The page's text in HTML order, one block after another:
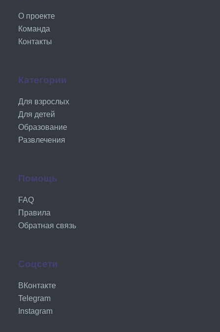
О проекте
Команда
Контакты
Категории
Для взрослых
Для детей
Образование
Развлечения
Помощь
FAQ
Правила
Обратная связь
Соцсети
ВКонтакте
Telegram
Instagram